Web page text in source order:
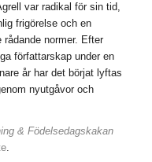
var radikal för sin tid,
frigörelse och en
normer. Efter
författarskap under en
år har det börjat lyftas
nyutgåvor och
& Födelsedagskakan
.